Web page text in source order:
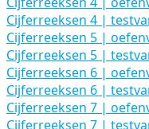
Cijferreeksen 4 |
Cijferreeksen 5 |
Cijferreeksen 5 |
Cijferreeksen 6 |
Cijferreeksen 6 |
Cijferreeksen 7 |
Cijferreeksen 7 |